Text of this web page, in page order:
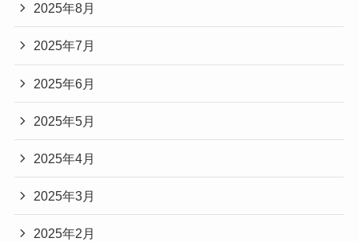
2025年8月
2025年7月
2025年6月
2025年5月
2025年4月
2025年3月
2025年2月